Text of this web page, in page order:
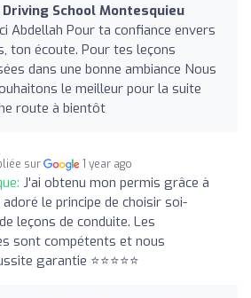
Driving School Montesquieu
Abdellah Pour ta confiance envers
ton écoute. Pour tes leçons
dans une bonne ambiance Nous
le meilleur pour la suite
route à bientôt
sur 1 year ago
J'ai obtenu mon permis grâce à
le principe de choisir soi-
leçons de conduite. Les
sont compétents et nous
garantie ⭐️⭐️⭐️⭐️⭐️